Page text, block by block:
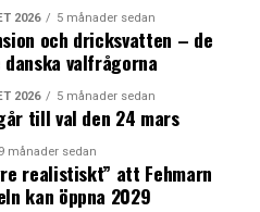
Sverige, men färre i
drabbats hårdast
2026 5 månader sedan
och dricksvatten – de
valfrågorna
2026 5 månader sedan
till val den 24 mars
9 månader sedan
realistiskt” att Fehmarn
kan öppna 2029